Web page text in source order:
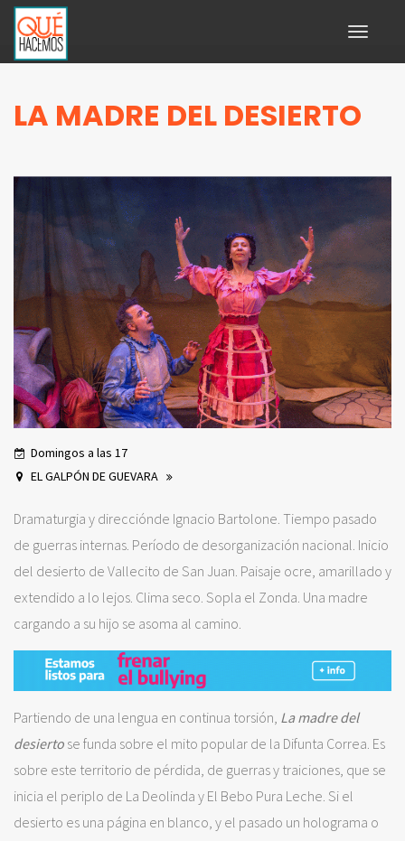
Toggle
LA MADRE DEL DESIERTO
Domingos a las 17
EL GALPÓN DE GUEVARA
Dramaturgia y direcciónde Ignacio Bartolone. Tiempo pasado
de guerras internas. Período de desorganización nacional. Inicio
del desierto de Vallecito de San Juan. Paisaje ocre, amarillado y
extendido a lo lejos. Clima seco. Sopla el Zonda. Una madre
cargando a su hijo se asoma al camino.
Partiendo de una lengua en continua torsión, La madre del
desierto se funda sobre el mito popular de la Difunta Correa. Es
sobre este territorio de pérdida, de guerras y traiciones, que se
inicia el periplo de La Deolinda y El Bebo Pura Leche. Si el
desierto es una página en blanco, y el pasado un holograma o